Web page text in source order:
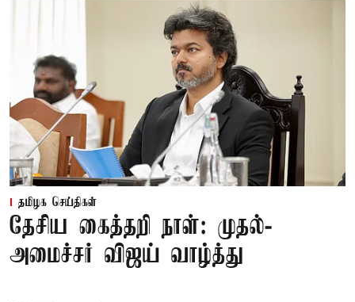
தமிழக செய்திகள்
தேசிய கைத்தறி நாள்: முதல்-
அமைச்சர் விஜய் வாழ்த்து